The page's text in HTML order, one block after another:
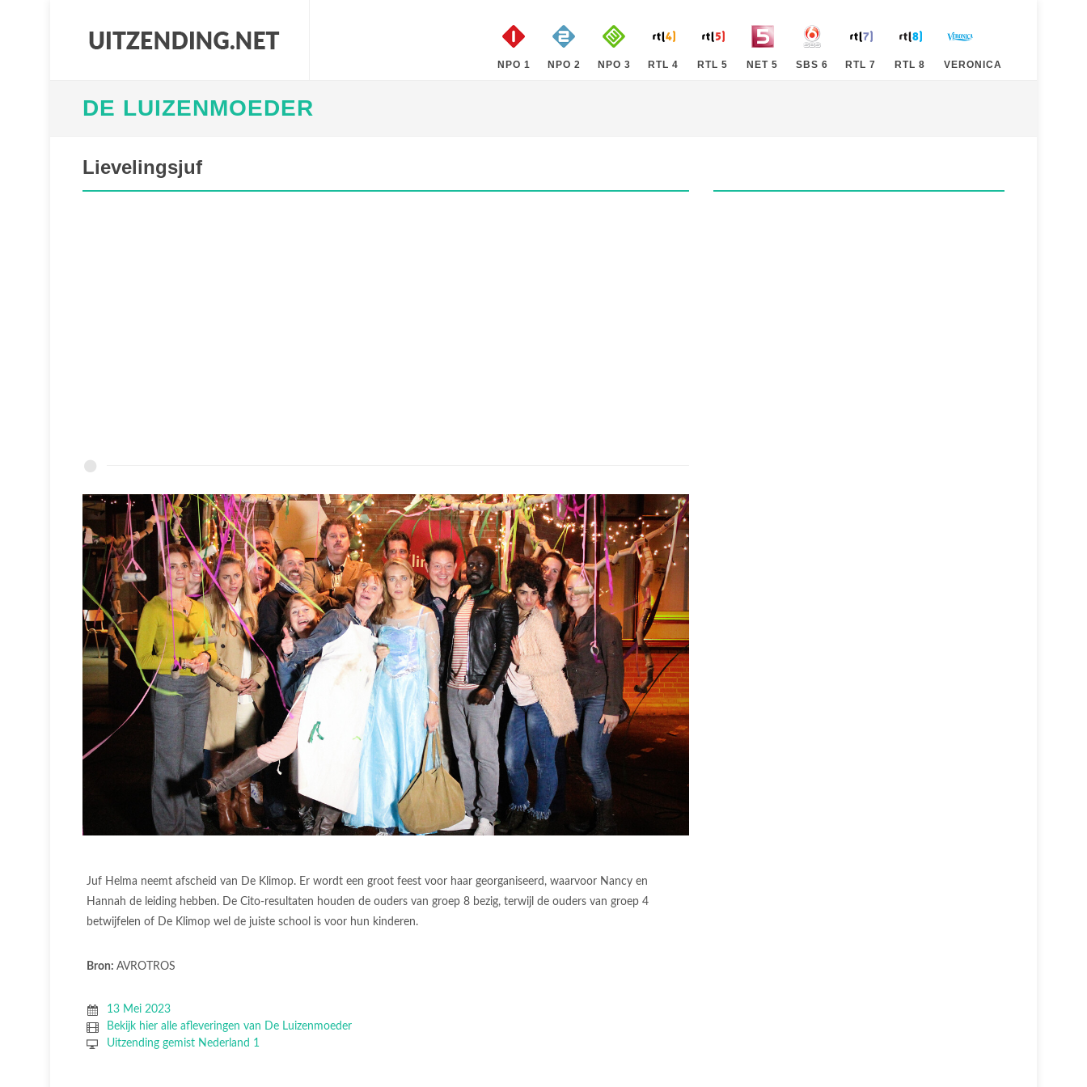
NPO 1 NPO 2 NPO 3 RTL 4 RTL 5 NET 5 SBS 6 RTL 7 RTL 8 VERONICA
DE LUIZENMOEDER
Lievelingsjuf
Juf Helma neemt afscheid van De Klimop. Er wordt een groot feest voor haar georganiseerd, waarvoor Nancy en
Hannah de leiding hebben. De Cito-resultaten houden de ouders van groep 8 bezig, terwijl de ouders van groep 4
betwijfelen of De Klimop wel de juiste school is voor hun kinderen.
Bron: AVROTROS
13 Mei 2023
Bekijk hier alle afleveringen van De Luizenmoeder
Uitzending gemist Nederland 1